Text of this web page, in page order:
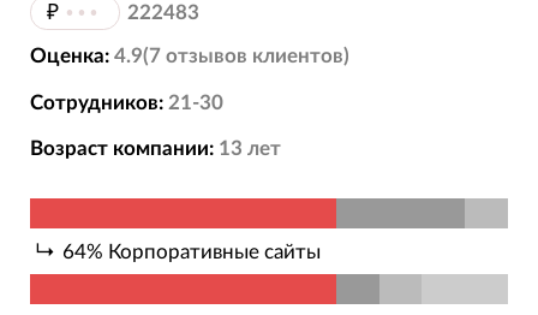
₽ ••• 222483
Оценка: 4.9(7 отзывов клиентов)
Сотрудников: 21-30
Возраст компании: 13 лет
64% Корпоративные сайты